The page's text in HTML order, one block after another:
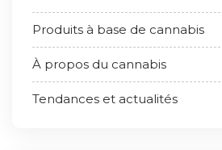
Produits à base de cannabis
À propos du cannabis
Tendances et actualités